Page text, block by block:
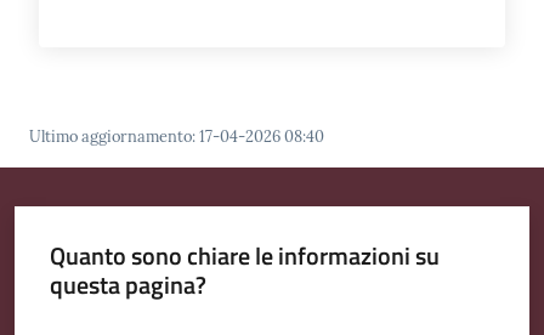
Ultimo aggiornamento:17-04-2026 08:40
Quanto sono chiare le informazioni su
questa pagina?